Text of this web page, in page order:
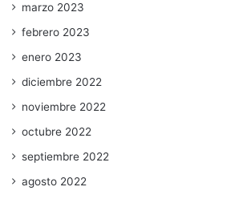
marzo 2023
febrero 2023
enero 2023
diciembre 2022
noviembre 2022
octubre 2022
septiembre 2022
agosto 2022